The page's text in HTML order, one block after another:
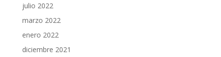
julio 2022
marzo 2022
enero 2022
diciembre 2021